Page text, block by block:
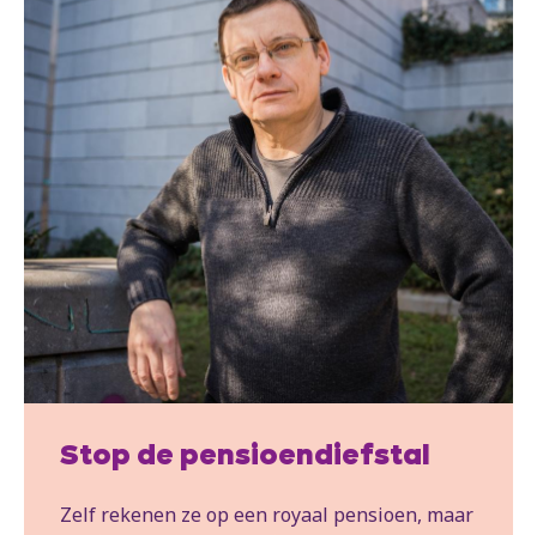
Stop de pensioendiefstal
Zelf rekenen ze op een royaal pensioen, maar